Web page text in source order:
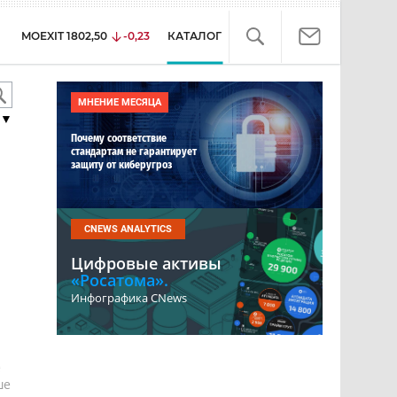
MOEXIT 1802,50 -0,23 КАТАЛОГ
▼
МНЕНИЕ МЕСЯЦА
Почему соответствие
стандартам не гарантирует
защиту от киберугроз
CNEWS ANALYTICS
Цифровые активы
«Росатома».
Инфографика CNews